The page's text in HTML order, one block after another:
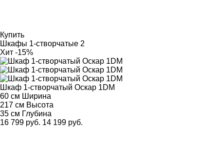
Купить
Шкафы 1-створчатые 2
Хит -15%
Шкаф 1-створчатый Оскар 1DM
60 см Ширина
217 см Высота
35 см Глубина
16 799 руб. 14 199 руб.